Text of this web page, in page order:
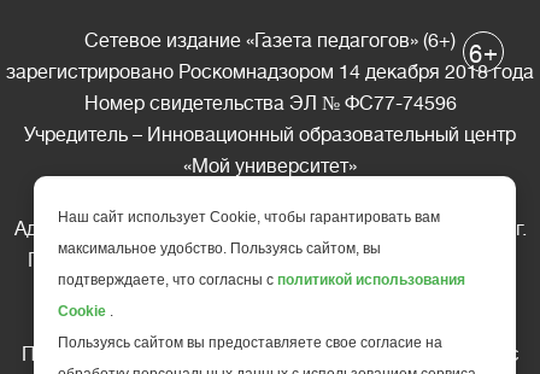
Сетевое издание «Газета педагогов» (6+)
зарегистрировано Роскомнадзором 14 декабря 2018 года
Номер свидетельства ЭЛ № ФС77-74596
Учредитель – Инновационный образовательный центр
«Мой университет»
Адрес редакции: 185035 Россия, Республика Карелия, г.
Петрозаводск, ул. Фридриха Энгельса д.10, офис 211
Телефон редакции: +7 (499) 685-10-45
Перепечатка материалов газеты допускается только c
6+
Наш сайт использует Cookie, чтобы гарантировать вам
максимальное удобство. Пользуясь сайтом, вы
подтверждаете, что согласны с политикой использования
Cookie .
Пользуясь сайтом вы предоставляете свое согласие на